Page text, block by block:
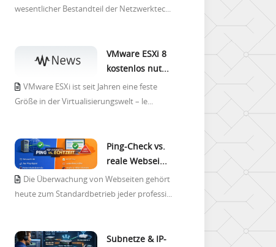
wesentlicher Bestandteil der Netzwerktec...
VMware ESXi 8
kostenlos nut...
VMware ESXi ist seit Jahren eine feste
Größe in der Virtualisierungswelt – le...
Ping-Check vs.
reale Websei...
Die Überwachung von Webseiten gehört
heute zum Standardbetrieb jeder professi...
Subnetze & IP-